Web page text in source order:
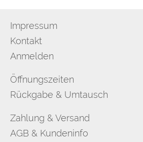
Impressum
Kontakt
Anmelden
Öffnungszeiten
Rückgabe & Umtausch
Zahlung & Versand
AGB & Kundeninfo